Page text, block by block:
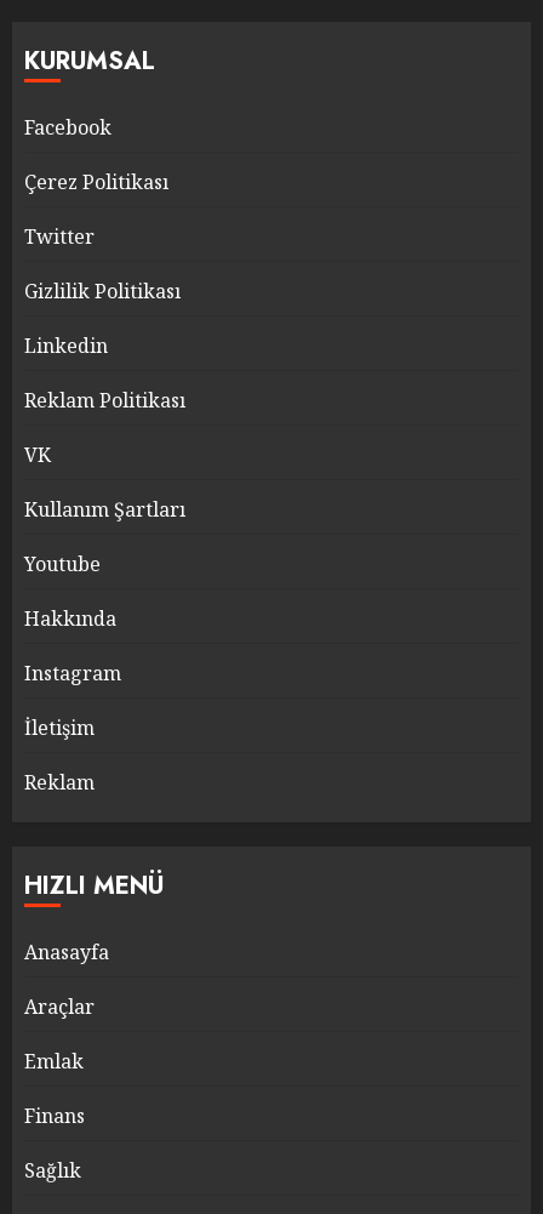
KURUMSAL
Facebook
Çerez Politikası
Twitter
Gizlilik Politikası
Linkedin
Reklam Politikası
VK
Kullanım Şartları
Youtube
Hakkında
Instagram
İletişim
Reklam
HIZLI MENÜ
Anasayfa
Araçlar
Emlak
Finans
Sağlık